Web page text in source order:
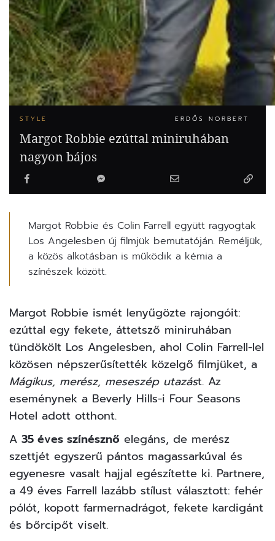
STYLE ERDŐS NORBERT
Margot Robbie ezúttal miniruhában
nagyon bájos
Margot Robbie és Colin Farrell együtt ragyogtak
Los Angelesben új filmjük bemutatóján. Reméljük,
a közös alkotásban is működik a kémia a
színészek között.
Margot Robbie ismét lenyűgözte rajongóit:
ezúttal egy fekete, áttetsző miniruhában
tündökölt Los Angelesben, ahol Colin Farrell-lel
közösen népszerűsítették közelgő filmjüket, a
Mágikus, merész, meseszép utazást. Az
eseménynek a Beverly Hills-i Four Seasons
Hotel adott otthont.
A 35 éves színésznő elegáns, de merész
szettjét egyszerű pántos magassarkúval és
egyenesre vasalt hajjal egészítette ki. Partnere,
a 49 éves Farrell lazább stílust választott: fehér
pólót, kopott farmernadrágot, fekete kardigánt
és bőrcipőt viselt.